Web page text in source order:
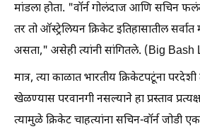
मांडला होता. "वॉर्न गोलंदाज आणि सचिन
तर तो ऑस्ट्रेलियन क्रिकेट इतिहासातील सर्वात
असता," असेही त्यांनी सांगितले. (Big Bash
मात्र, त्या काळात भारतीय क्रिकेटपटूंना
खेळण्यास परवानगी नसल्याने हा प्रस्ताव
त्यामुळे क्रिकेट चाहत्यांना सचिन-वॉर्न जोडी